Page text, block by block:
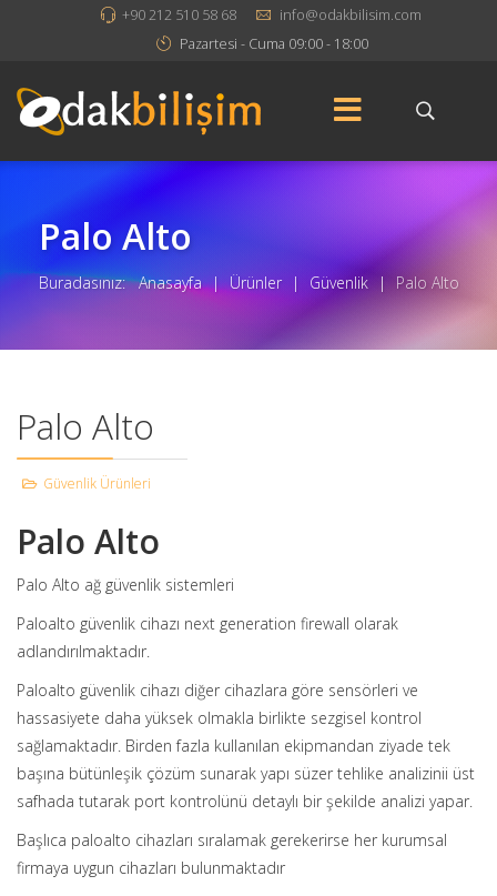
+90 212 510 58 68
info@odakbilisim.com
Pazartesi - Cuma 09:00 - 18:00
Palo Alto
Buradasınız: Anasayfa | Ürünler | Güvenlik | Palo Alto
Palo Alto
Güvenlik Ürünleri
Palo Alto
Palo Alto ağ güvenlik sistemleri
Paloalto güvenlik cihazı next generation firewall olarak
adlandırılmaktadır.
Paloalto güvenlik cihazı diğer cihazlara göre sensörleri ve
hassasiyete daha yüksek olmakla birlikte sezgisel kontrol
sağlamaktadır. Birden fazla kullanılan ekipmandan ziyade tek
başına bütünleşik çözüm sunarak yapı süzer tehlike analizinii üst
safhada tutarak port kontrolünü detaylı bir şekilde analizi yapar.
Başlıca paloalto cihazları sıralamak gerekerirse her kurumsal
firmaya uygun cihazları bulunmaktadır